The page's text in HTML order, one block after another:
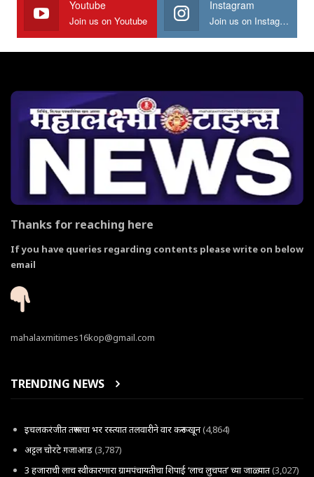
Youtube
Join us on Youtube
Instagram
Join us on Instagram
Thanks for reaching here
If you have queries regarding contents please write on below
email
mahalaxmitimes16kop@gmail.com
TRENDING NEWS
इचलकरंजीत तरूणाचा भर रस्त्यात तलवारीने वार करून खून(4,864)
अट्टल चोरटे गजाआड(3,787)
3 हजाराची लाच स्वीकारणारा ग्रामपंचायतीचा शिपाई ‘लाच लुचपत’ च्या जाळ्यात(3,027)